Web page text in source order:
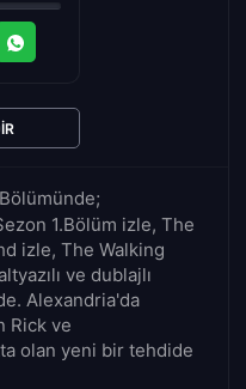
1.Bölüm izle, The
izle, The Walking
ve dublajlı
Alexandria'da
Rick ve
olan yeni bir tehdide